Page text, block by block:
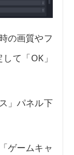
の画質やフ
て「OK」
」パネル下
ゲームキャ